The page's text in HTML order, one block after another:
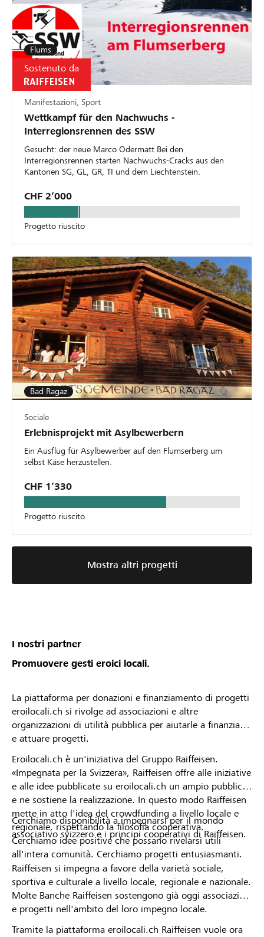
Flums
Sostenuto da
Manifestazioni, Sport
Wettkampf für den Nachwuchs -
Interregionsrennen des SSW
Gesucht: der neue Marco Odermatt Bei den
Interregionsrennen starten Nachwuchs-Cracks aus den
Kantonen SG, GL, GR, TI und dem Liechtenstein.
CHF 2’000
Progetto riuscito
Bad Ragaz
Sociale
Erlebnisprojekt mit Asylbewerbern
Ein Ausflug für Asylbewerber auf den Flumserberg um
selbst Käse herzustellen.
CHF 1’330
Progetto riuscito
Mostra altri progetti
I nostri partner
Promuovere gesti eroici locali.
La piattaforma per donazioni e finanziamento di progetti
eroilocali.ch si rivolge ad associazioni e altre
organizzazioni di utilità pubblica per aiutarle a finanziare
e attuare progetti.
Eroilocali.ch è un'iniziativa del Gruppo Raiffeisen.
«Impegnata per la Svizzera», Raiffeisen offre alle iniziative
e alle idee pubblicate su eroilocali.ch un ampio pubblico
e ne sostiene la realizzazione. In questo modo Raiffeisen
mette in atto l'idea del crowdfunding a livello locale e
regionale, rispettando la filosofia cooperativa.
Cerchiamo idee positive che possano rivelarsi utili
all'intera comunità. Cerchiamo progetti entusiasmanti.
Cerchiamo disponibilità a impegnarsi per il mondo
associativo svizzero e i principi cooperativi di Raiffeisen.
Raiffeisen si impegna a favore della varietà sociale,
sportiva e culturale a livello locale, regionale e nazionale.
Molte Banche Raiffeisen sostengono già oggi associazioni
e progetti nell'ambito del loro impegno locale.
Tramite la piattaforma eroilocali.ch Raiffeisen vuole ora